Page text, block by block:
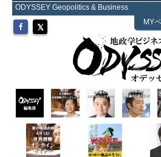
ODYSSEY Geopolitics & Business
MY